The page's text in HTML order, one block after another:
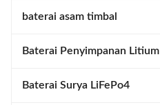
baterai asam timbal
Baterai Penyimpanan Litium
Baterai Surya LiFePo4